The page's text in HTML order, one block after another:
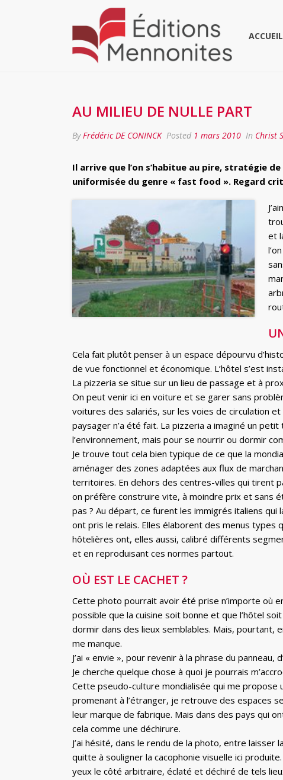
ACCUEIL
AU MILIEU DE NULLE PART
ByFrédéric DE CONINCK Posted 1 mars 2010 In Christ
Il arrive que l’on s’habitue au pire, stratégie
uniformisée du genre « fast food ». Regard
et
Cela fait plutôt penser à un espace dépourvu
de vue fonctionnel et économique. L’hôtel s’est
La pizzeria se situe sur un lieu de passage et à
On peut venir ici en voiture et se garer sans
voitures des salariés, sur les voies de circulation et
paysager n’a été fait. La pizzeria a imaginé un
l’environnement, mais pour se nourrir ou dormir
Je trouve tout cela bien typique de ce que la
aménager des zones adaptées aux flux de
territoires. En dehors des centres-villes qui tirent
on préfère construire vite, à moindre prix et sans
pas ? Au départ, ce furent les immigrés italiens
ont pris le relais. Elles élaborent des menus types
hôtelières ont, elles aussi, calibré différents
et en reproduisant ces normes partout.
OÙ EST LE CACHET ?
Cette photo pourrait avoir été prise n’importe où
possible que la cuisine soit bonne et que l’hôtel
dormir dans des lieux semblables. Mais, pourtant,
me manque.
J’ai « envie », pour revenir à la phrase du panneau,
Je cherche quelque chose à quoi je pourrais
Cette pseudo-culture mondialisée qui me propose
promenant à l’étranger, je retrouve des espaces
leur marque de fabrique. Mais dans des pays qui
cela comme une déchirure.
J’ai hésité, dans le rendu de la photo, entre
quitte à souligner la cacophonie visuelle ici
yeux le côté arbitraire, éclaté et déchiré de tels